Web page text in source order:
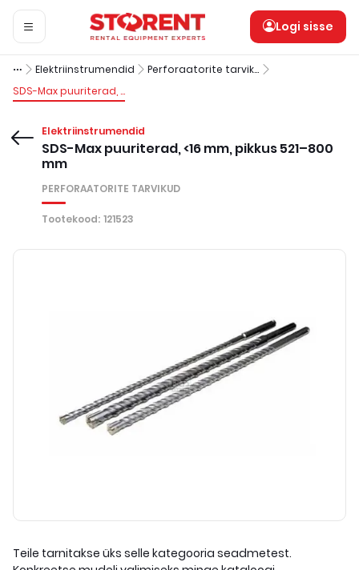
Logi sisse
Elektriinstrumendid
Perforaatorite tarvikud
SDS-Max puuriterad, <16 mm, pikkus 521–800 mm
Elektriinstrumendid
SDS-Max puuriterad, <16 mm, pikkus 521–800
mm
PERFORAATORITE TARVIKUD
Tootekood: 121523
Teile tarnitakse üks selle kategooria seadmetest.